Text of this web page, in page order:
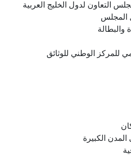
التعاون لدول الخليج العربية
المجلس
والبطالة
للمركز الوطني للوثائق
الكبيرة